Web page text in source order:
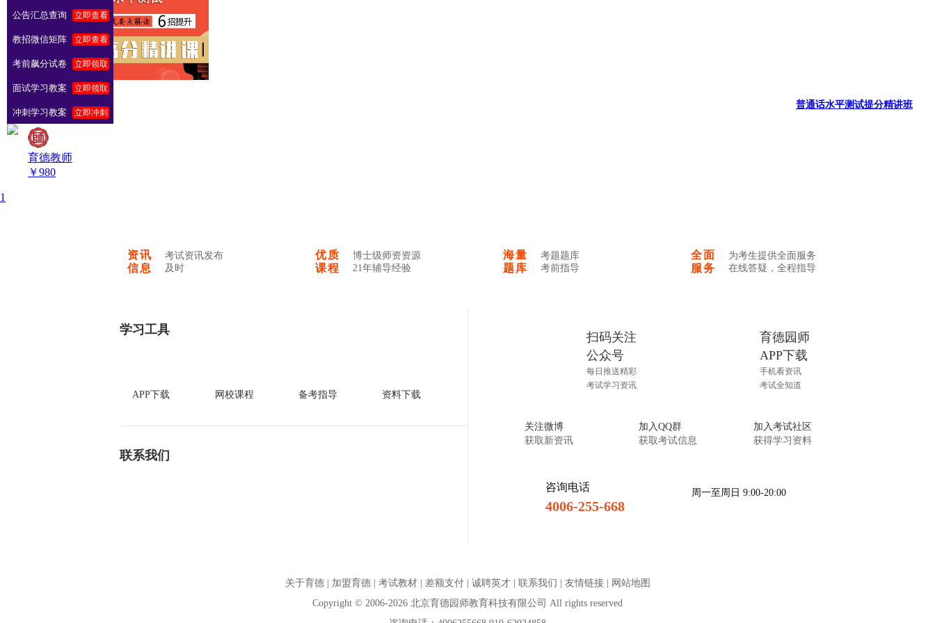
普通话水平测试提分精讲班
育德教师
￥980
1
资讯
信息
考试资讯发布
及时
优质
课程
博士级师资资源
21年辅导经验
海量
题库
考题题库
考前指导
全面
服务
为考生提供全面服务
在线答疑，全程指导
学习工具
APP下载 网校课程 备考指导 资料下载
联系我们
扫码关注
公众号
每日推送精彩
考试学习资讯
育德园师
APP下载
手机看资讯
考试全知道
关注微博
获取新资讯
加入QQ群
获取考试信息
加入考试社区
获得学习资料
咨询电话
4006-255-668
周一至周日 9:00-20:00
关于育德| 加盟育德| 考试教材| 差额支付| 诚聘英才| 联系我们 | 友情链接| 网站地图
Copyright © 2006-2026 北京育德园师教育科技有限公司 All rights reserved
公告汇总查询 立即查看
教招微信矩阵 立即查看
考前飙分试卷 立即领取
面试学习教案 立即领取
冲刺学习教案 立即冲刺